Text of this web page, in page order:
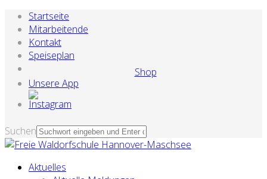
Startseite
Mitarbeitende
Kontakt
Speiseplan
Shop
Unsere App
Suchen
Aktuelles